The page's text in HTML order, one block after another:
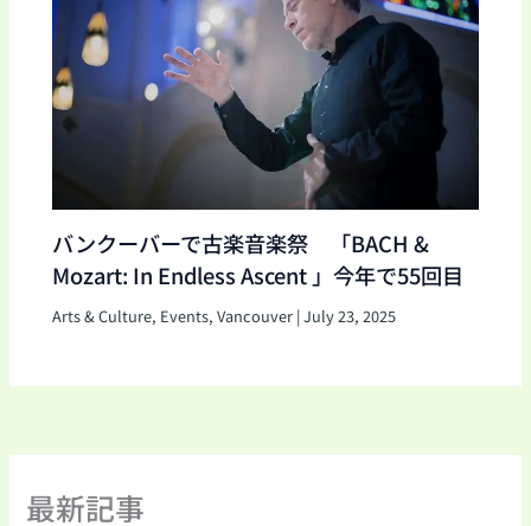
バンクーバーで古楽音楽祭 「BACH &
Mozart: In Endless Ascent 」今年で55回目
Arts & Culture, Events,Vancouver |July 23, 2025
最新記事